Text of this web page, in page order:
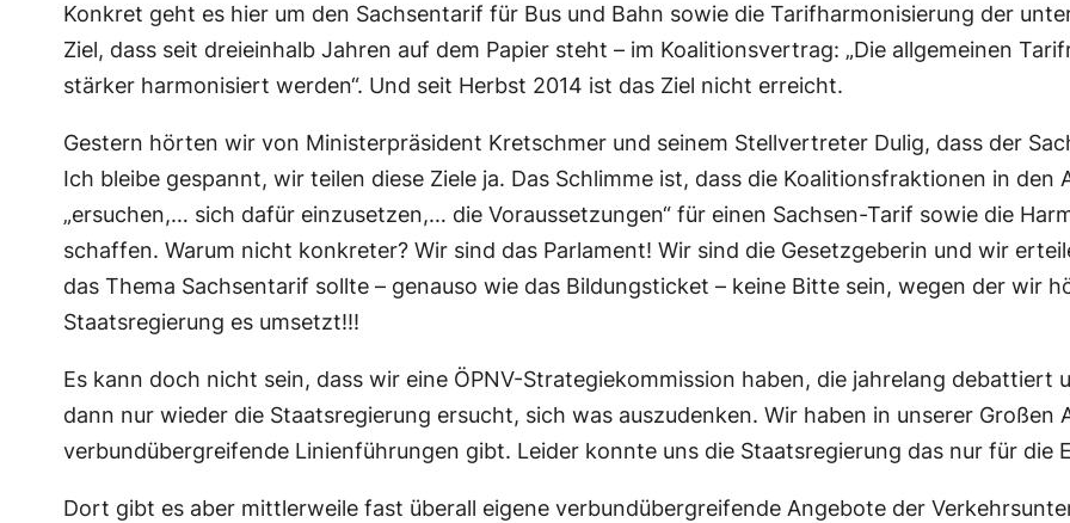
Konkret geht es hier um den Sachsentarif für Bus und Bahn sowie die Tarifharmonisierung der
Ziel, dass seit dreieinhalb Jahren auf dem Papier steht – im Koalitionsvertrag: „Die allgemeinen
stärker harmonisiert werden“. Und seit Herbst 2014 ist das Ziel nicht erreicht.
Gestern hörten wir von Ministerpräsident Kretschmer und seinem Stellvertreter Dulig, dass der
Ich bleibe gespannt, wir teilen diese Ziele ja. Das Schlimme ist, dass die Koalitionsfraktionen in
„ersuchen,… sich dafür einzusetzen,… die Voraussetzungen“ für einen Sachsen-Tarif sowie die
schaffen. Warum nicht konkreter? Wir sind das Parlament! Wir sind die Gesetzgeberin und wir
das Thema Sachsentarif sollte – genauso wie das Bildungsticket – keine Bitte sein, wegen der wir
Staatsregierung es umsetzt!!!
Es kann doch nicht sein, dass wir eine ÖPNV-Strategiekommission haben, die jahrelang
dann nur wieder die Staatsregierung ersucht, sich was auszudenken. Wir haben in unserer
verbundübergreifende Linienführungen gibt. Leider konnte uns die Staatsregierung das nur für die
Dort gibt es aber mittlerweile fast überall eigene verbundübergreifende Angebote der